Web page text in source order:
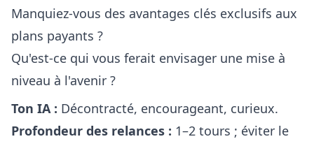
Manquiez-vous des avantages clés exclusifs aux
plans payants ?
Qu'est-ce qui vous ferait envisager une mise à
niveau à l'avenir ?
Ton IA : Décontracté, encourageant, curieux.
Profondeur des relances : 1–2 tours ; éviter le